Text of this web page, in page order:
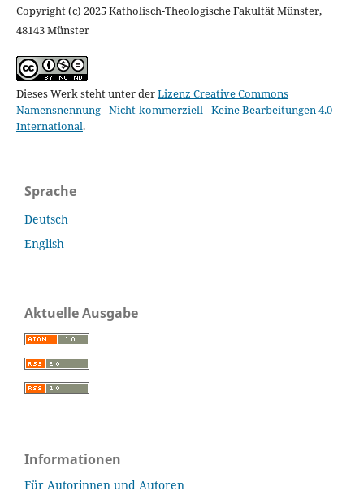
Copyright (c) 2025 Katholisch-Theologische Fakultät Münster,
48143 Münster
Dieses Werk steht unter derLizenz Creative Commons
Namensnennung - Nicht-kommerziell - Keine Bearbeitungen 4.0
International.
Sprache
Deutsch
English
Aktuelle Ausgabe
Informationen
Für Autorinnen und Autoren